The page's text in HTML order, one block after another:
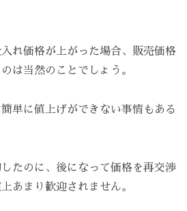
れ価格が上がった場合、販売価格
は当然のことでしょう。
単に値上げができない事情もある
たのに、後になって価格を再交渉
あまり歓迎されません。